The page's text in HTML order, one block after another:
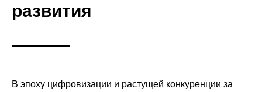
развития
В эпоху цифровизации и растущей конкуренции за